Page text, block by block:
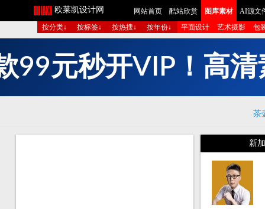
欧莱凯设计网 网站首页 酷站欣赏 图库素材
AI源文
按分类↓
按标签↓ 按热搜↓ 按年份↓ 平面设计 艺术摄影 包
99元秒开V P ！ 高清
茶
新